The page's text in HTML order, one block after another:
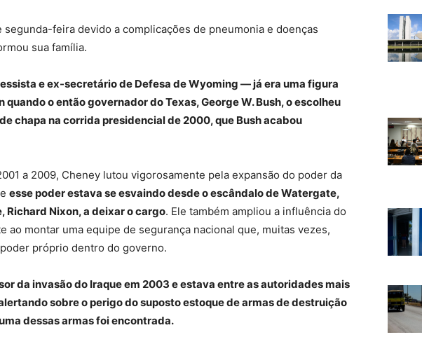
feira devido a complicações de pneumonia e doenças
sua família.
e ex-secretário de Defesa de Wyoming — já era uma figura
o então governador do Texas, George W. Bush, o escolheu
chapa na corrida presidencial de 2000, que Bush acabou
a 2009, Cheney lutou vigorosamente pela expansão do poder da
esse poder estava se esvaindo desde o escândalo de Watergate,
Richard Nixon, a deixar o cargo. Ele também ampliou a influência do
ao montar uma equipe de segurança nacional que, muitas vezes,
próprio dentro do governo.
da invasão do Iraque em 2003 e estava entre as autoridades mais
sobre o perigo do suposto estoque de armas de destruição
dessas armas foi encontrada.